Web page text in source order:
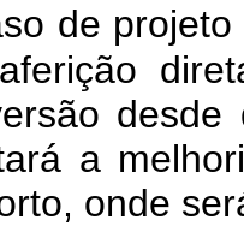
de projeto
a
onde